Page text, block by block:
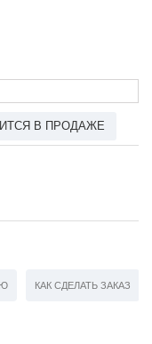
В ПРОДАЖЕ
КАК СДЕЛАТЬ ЗАКАЗ